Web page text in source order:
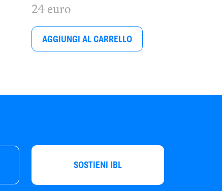
24 euro
AGGIUNGI AL CARRELLO
SOSTIENI IBL